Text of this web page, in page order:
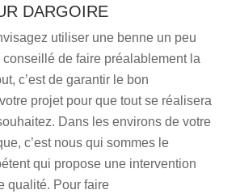
DARGOIRE
utiliser une benne un peu
conseillé de faire préalablement la
c’est de garantir le bon
projet pour que tout se réalisera
Dans les environs de votre
c’est nous qui sommes le
qui propose une intervention
qualité. Pour faire